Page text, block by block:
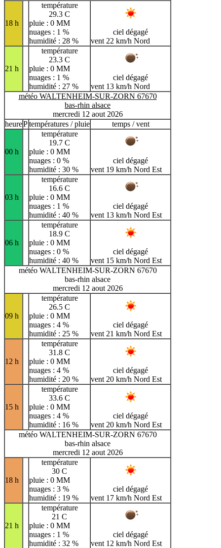
18 h
température
29.3 C
pluie : 0 MM
nuages : 1 %
humidité : 28 %
ciel dégagé
vent 22 km/h Nord
21 h
température
23.3 C
pluie : 0 MM
nuages : 1 %
humidité : 27 %
ciel dégagé
vent 13 km/h Nord
météo WALTENHEIM-SUR-ZORN 67670
bas-rhin alsace
mercredi 12 aout 2026
heurePtempératures / pluie temps / vent
00 h
température
19.7 C
pluie : 0 MM
nuages : 0 %
humidité : 30 %
ciel dégagé
vent 19 km/h Nord Est
03 h
température
16.6 C
pluie : 0 MM
nuages : 1 %
humidité : 40 %
ciel dégagé
vent 13 km/h Nord Est
06 h
température
18.9 C
pluie : 0 MM
nuages : 0 %
humidité : 40 %
ciel dégagé
vent 15 km/h Nord Est
météo WALTENHEIM-SUR-ZORN 67670
bas-rhin alsace
mercredi 12 aout 2026
09 h
température
26.5 C
pluie : 0 MM
nuages : 4 %
humidité : 25 %
ciel dégagé
vent 21 km/h Nord Est
12 h
température
31.8 C
pluie : 0 MM
nuages : 4 %
humidité : 20 %
ciel dégagé
vent 20 km/h Nord Est
15 h
température
33.6 C
pluie : 0 MM
nuages : 4 %
humidité : 16 %
ciel dégagé
vent 20 km/h Nord Est
météo WALTENHEIM-SUR-ZORN 67670
bas-rhin alsace
mercredi 12 aout 2026
18 h
température
30 C
pluie : 0 MM
nuages : 3 %
humidité : 19 %
ciel dégagé
vent 17 km/h Nord Est
21 h
température
21 C
pluie : 0 MM
nuages : 1 %
humidité : 32 %
ciel dégagé
vent 12 km/h Nord Est